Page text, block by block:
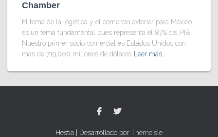
Chamber
El tema de la logística y el comercio exterior para México
es un tema fundamental pues representa el 87% del PIB.
Nuestro primer socio comercial es Estados Unidos con
más de 719,000 millones de dólares
Leer más…
Hestia | Desarrollado por ThemeIsle